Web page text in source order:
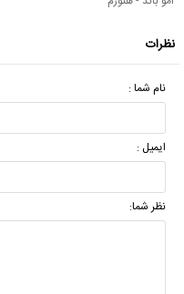
نظرات
نام شما :
ایمیل :
نظر شما: